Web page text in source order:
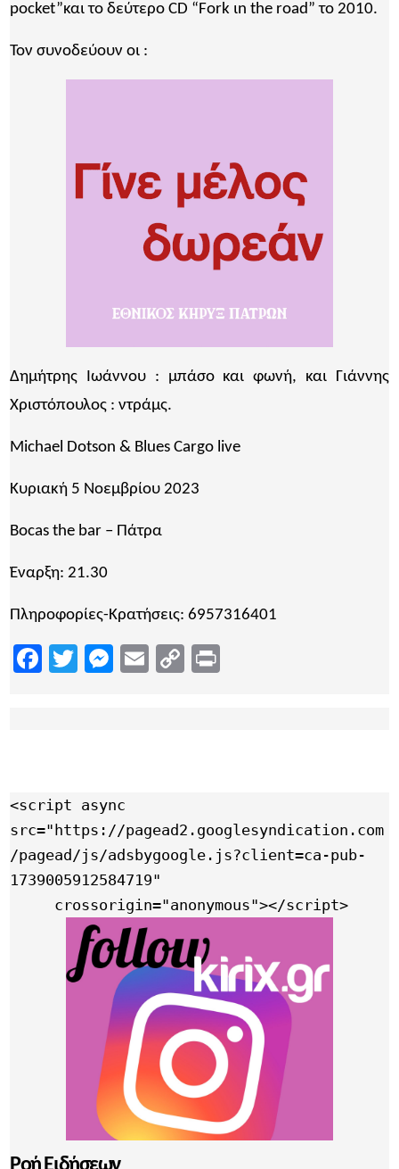
pocket”και το δεύτερο CD “Fork ιn the road” το 2010.
Τον συνοδεύουν οι :
Δημήτρης Ιωάννου : μπάσο και φωνή, και Γιάννης
Χριστόπουλος : ντράμς.
Michael Dotson & Blues Cargo live
Κυριακή 5 Νοεμβρίου 2023
Bocas the bar – Πάτρα
Έναρξη: 21.30
Πληροφορίες-Κρατήσεις: 6957316401
Facebook
TwitterMessenger
EmailCopy
<script async
src="https://pagead2.googlesyndication.com
/pagead/js/adsbygoogle.js?client=ca-pub-
1739005912584719"
     crossorigin="anonymous"></script>